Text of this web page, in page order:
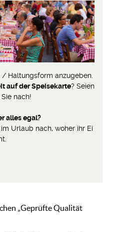
Haltungsform anzugeben.
auf der Speisekarte? Seien
nach!
alles egal?
Urlaub nach, woher ihr Ei
„Geprüfte Qualität